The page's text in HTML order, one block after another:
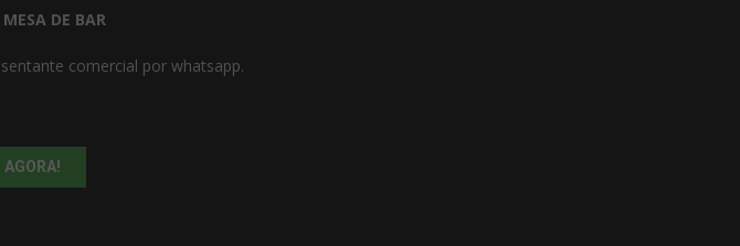
DE BAR
comercial por whatsapp.